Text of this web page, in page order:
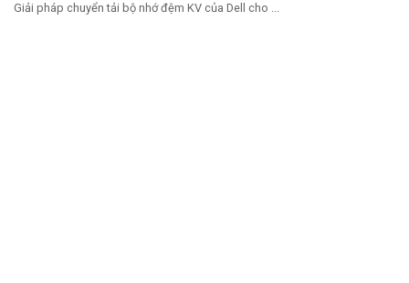
Giải pháp chuyển tải bộ nhớ đệm KV của Dell cho ...